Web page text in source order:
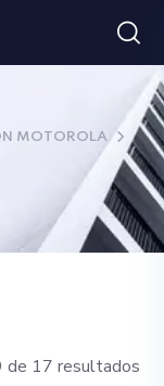
MOTOROLA
de 17 resultados